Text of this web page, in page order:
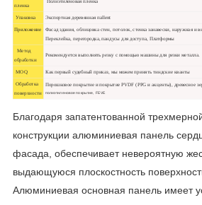
пленка
Упаковка Экспортная деревянная пallent
Приложение
Фасад здания, облицовка стен, потолок, стенка занавески, наружная и
Переклейка, перегородка, пандусы для доступа, Платформы
Метод
обработки
Рекомендуется выполнять резку с помощью машины для резки металла.
MOQ Как первый судебный приказ, мы можем принять тиндские кванты
Обработка
поверхности
Порошковое покрытие и покрытие PVDF (PPG и акценты), древесное
полиэтиленовое покрытие, FEVE
Благодаря запатентованной
конструкции алюминиевая панель
фасада, обеспечивает невероятную
выдающуюся плоскостность
Алюминиевая основная панель имеет